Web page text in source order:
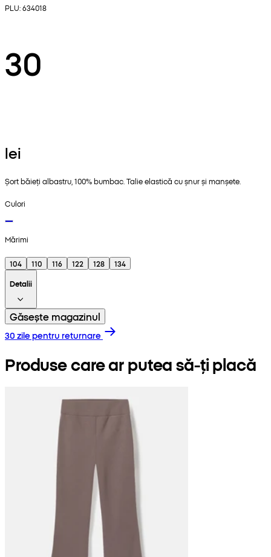
PLU: 634018
30
lei
Șort băieți albastru, 100% bumbac. Talie elastică cu șnur și manșete.
Culori
Mărimi
104 110 116 122 128
134
Detalii
Găsește magazinul
30 zile pentru returnare
Produse care ar putea să-ți placă